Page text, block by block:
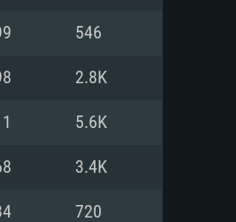
하는 Nvidia
이언트)
신 그래픽 드라
드라이버를
최소사양 지원
546
2.8K
5.6K
3.4K
720